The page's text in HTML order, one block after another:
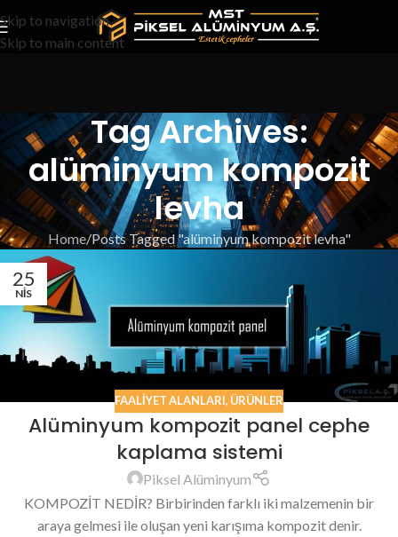
Skip to navigation
Skip to main content
Tag Archives:
alüminyum kompozit
levha
Home Posts Tagged "alüminyum kompozit levha"
25
NIS
FAALIYET ALANLARI, ÜRÜNLER
Alüminyum kompozit panel cephe
kaplama sistemi
Piksel Alüminyum
KOMPOZİT NEDİR? Birbirinden farklı iki malzemenin bir
araya gelmesi ile oluşan yeni karışıma kompozit denir.